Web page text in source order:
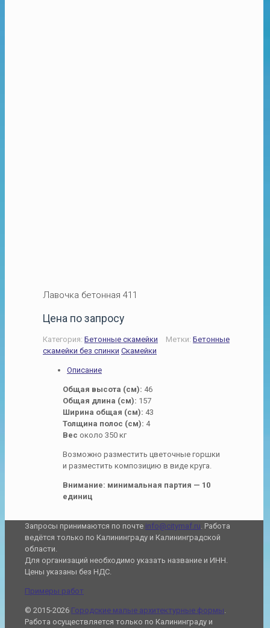
Лавочка бетонная 411
Цена по запросу
Категория: Бетонные скамейки Метки: Бетонные
скамейки без спинки Скамейки
Описание
Общая высота (см): 46
Общая длина (см): 157
Ширина общая (см): 43
Толщина полос (см): 4
Вес около 350 кг
Возможно разместить цветочные горшки
и разместить композицию в виде круга.
Внимание: минимальная партия — 10
единиц
Запросы принимаются по почте info@citymaf.ru. Работа
ведётся только по Калининграду и Калининградской
области.
Для организаций необходимо указать название и ИНН.
Цены указаны без НДС.
Примеры работ
© 2015-2026 Городские малые архитектурные формы.
Работа осуществляется только по Калининграду и